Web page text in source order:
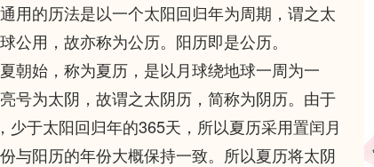
的历法是以一个太阳回归年为周期，谓之太
公用，故亦称为公历。阳历即是公历。
始，称为夏历，是以月球绕地球一周为一
号为太阴，故谓之太阴历，简称为阴历。由于
少于太阳回归年的365天，所以夏历采用置闰月
与阳历的年份大概保持一致。所以夏历将太阴